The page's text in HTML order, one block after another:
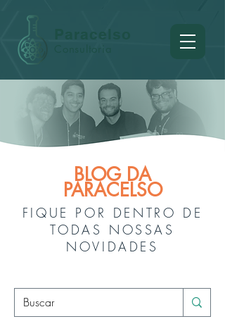
Consultoria
Paracelso
BLOG DA
PARACELSO
FIQUE POR DENTRO DE
TODAS NOSSAS
NOVIDADES